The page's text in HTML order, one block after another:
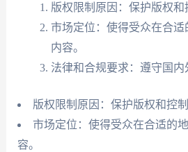
版权限制原因：保护版权和
市场定位：使得受众在合适
内容。
法律和合规要求：遵守国内
版权限制原因：保护版权和控制
市场定位：使得受众在合适的
容。